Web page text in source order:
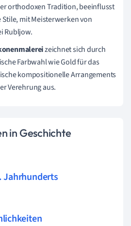
orthodoxen Tradition, beeinflusst
mit Meisterwerken von
Rubljow.
zeichnet sich durch
Farbwahl wie Gold für das
kompositionelle Arrangements
Verehrung aus.
in Geschichte
Jahrhunderts